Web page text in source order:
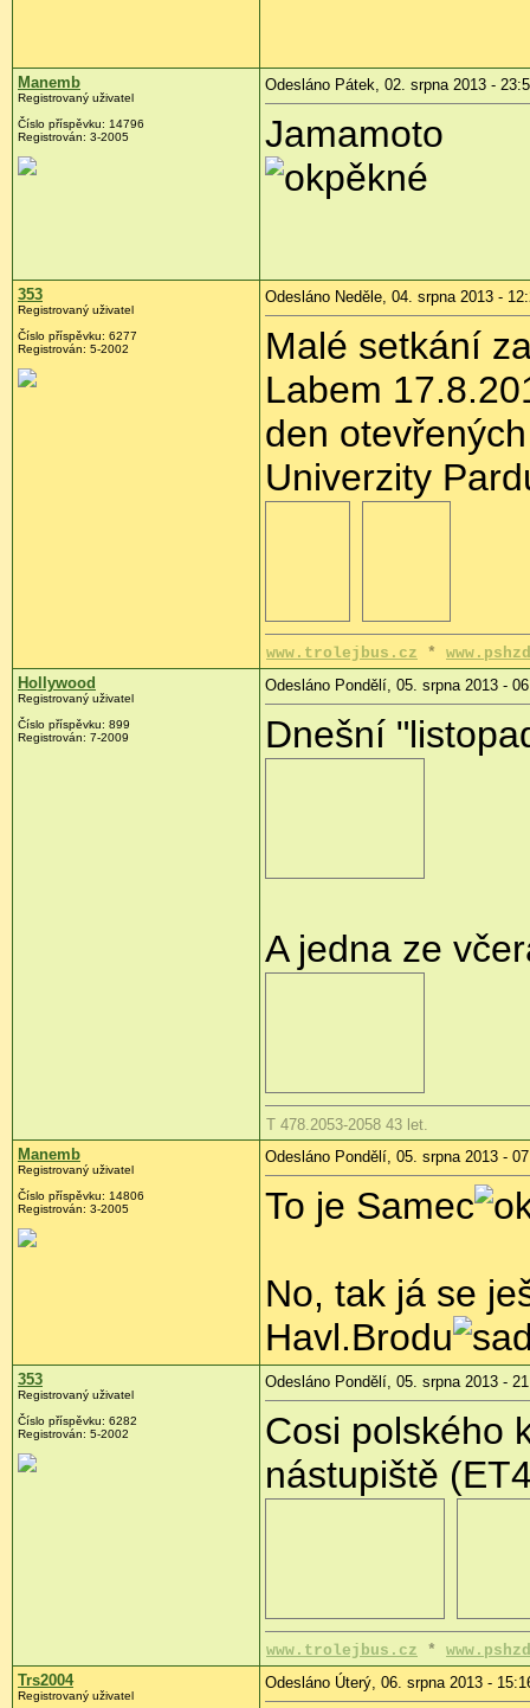
Manemb
Registrovaný uživatel
Číslo příspěvku: 14796
Registrován: 3-2005
Odesláno Pátek, 02. srpna 2013 -
Jamamoto
pěkné
353
Registrovaný uživatel
Číslo příspěvku: 6277
Registrován: 5-2002
Odesláno Neděle, 04. srpna 2013 -
Malé setkání
Labem
den
Univerzity
www.trolejbus.cz *
Hollywood
Registrovaný uživatel
Číslo příspěvku: 899
Registrován: 7-2009
Odesláno Pondělí, 05. srpna 2013 -
Dnešní
A jedna ze
T 478.2053-2058 43 let.
Manemb
Registrovaný uživatel
Číslo příspěvku: 14806
Registrován: 3-2005
Odesláno Pondělí, 05. srpna 2013 -
To je Samec
No, tak já se
Havl.Brodu
353
Registrovaný uživatel
Číslo příspěvku: 6282
Registrován: 5-2002
Odesláno Pondělí, 05. srpna 2013 -
Cosi polského
nástupiště
www.trolejbus.cz *
Trs2004
Registrovaný uživatel
Odesláno Úterý, 06. srpna 2013 -